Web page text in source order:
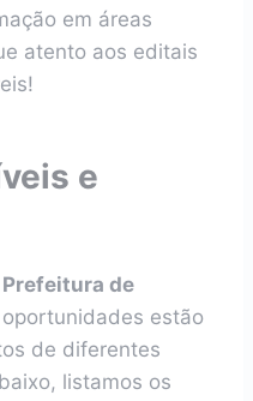
em áreas
atento aos editais
e
de
estão
de diferentes
listamos os